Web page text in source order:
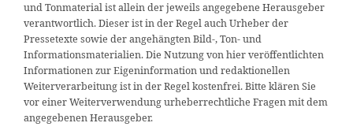
und Tonmaterial ist allein der jeweils angegebene Herausgeber
verantwortlich. Dieser ist in der Regel auch Urheber der
Pressetexte sowie der angehängten Bild-, Ton- und
Informationsmaterialien. Die Nutzung von hier veröffentlichten
Informationen zur Eigeninformation und redaktionellen
Weiterverarbeitung ist in der Regel kostenfrei. Bitte klären Sie
vor einer Weiterverwendung urheberrechtliche Fragen mit dem
angegebenen Herausgeber.